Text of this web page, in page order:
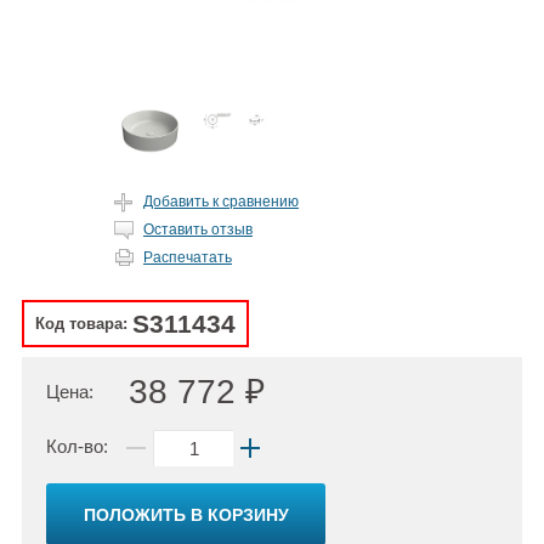
Добавить к сравнению
Оставить отзыв
Распечатать
Код товара: S311434
Цена: 38 772 ₽
Кол-во:
ПОЛОЖИТЬ В КОРЗИНУ